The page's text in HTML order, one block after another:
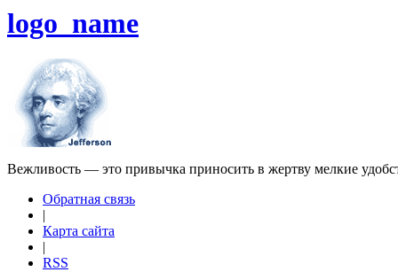
logo_name
Вежливость — это привычка приносить в жертву мелкие
Обратная связь
|
Карта сайта
|
RSS